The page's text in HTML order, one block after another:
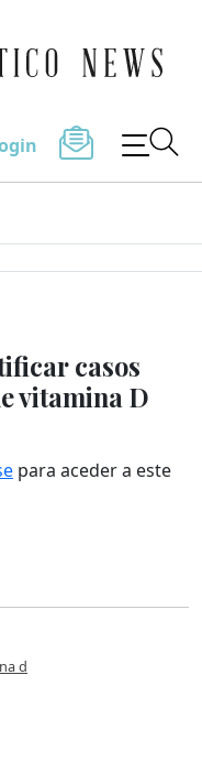
casos
vitamina D
para aceder a este
d